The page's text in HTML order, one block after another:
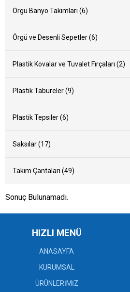
Örgü Banyo Takımları (6)
Örgü ve Desenli Sepetler (6)
Plastik Kovalar ve Tuvalet Fırçaları (2)
Plastik Tabureler (9)
Plastik Tepsiler (6)
Saksılar (17)
Takım Çantaları (49)
Sonuç Bulunamadı.
HIZLI MENÜ
ANASAYFA
KURUMSAL
ÜRÜNLERİMİZ